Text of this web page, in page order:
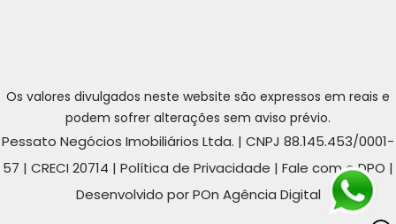
Os valores divulgados neste website são expressos em reais e
podem sofrer alterações sem aviso prévio.
Pessato Negócios Imobiliários Ltda. | CNPJ 88.145.453/0001-
57 | CRECI 20714 | Política de Privacidade | Fale com o DPO |
Desenvolvido por POn Agência Digital